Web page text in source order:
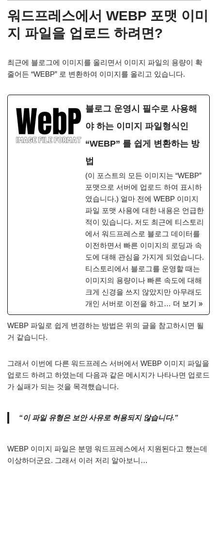
워드프레스에서 WEBP 포맷 이미
지 파일을 업로드 하려면?
최근에 블로그에 이미지를 올리면서 이미지 파일의 용량이 확
줄어든 “WEBP” 로 변환하여 이미지를 올리고 있습니다.
블로그 운영시 필수로 사용해
야 하는 이미지 파일형식인
“WEBP” 를 쉽게 변환하는 방
법
(이 포스트의 모든 이미지는 “WEBP”
포맷으로 서버에 업로드 하여 표시하
였습니다.) 얼마 전에 WEBP 이미지
파일 포맷 사용에 대한 내용은 언급한
적이 있습니다. 저도 최근에 티스토리
에서 워드프레스로 블로그 데이터를
이전하면서 빠른 이미지의 로딩과 속
도에 대해 관심을 가지게 되었습니다.
티스토리에서 블로그를 운영할 때는
이미지의 용량이나 빠른 속도에 대해
크게 신경을 쓰지 않았지만 아무래도
개인 서버로 이전을 하고… 더 보기 »
WEBP 파일로 쉽게 변경하는 방법은 위의 글을 참고하시면 될
거 같습니다.
그래서 이번에 다른 워드프레스 서버에서 WEBP 이미지 파일을
업로드 하려고 하였는데 다음과 같은 메시지가 나타나면 업로드
가 실패가 되는 것을 목격했습니다.
“이 파일 유형은 보안 사유로 허용되지 않습니다.”
WEBP 이미지 파일은 분명 워드프레스에서 지원된다고 했는데
이상하더군요. 그래서 이러 저리 알아보니…